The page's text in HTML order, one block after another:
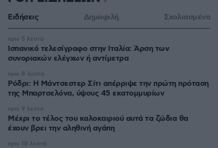
Ειδήσεις Δημοφιλή Σχολιασμένα
Ισπανικό τελεσίγραφο στην Ιταλία: Άρση των
συνοριακών ελέγχων ή αντίμετρα
πριν 5 λεπτά
Ρόδρι: Η Μάντσεστερ Σίτι απέρριψε την πρώτη πρόταση
της Μπαρτσελόνα, ύψους 45 εκατομμυρίων
πριν 8 λεπτά
Μέχρι το τέλος του καλοκαιριού αυτά τα ζώδια θα
έχουν βρει την αληθινή αγάπη
πριν 9 λεπτά
πριν 10 λεπτά